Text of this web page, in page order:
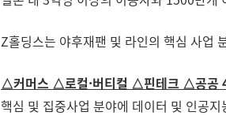
Z홀딩스는 야후재팬 및 라인의 핵심 사
△커머스 △로컬·버티컬 △핀테크 △공공
핵심 및 집중사업 분야에 데이터 및 인공